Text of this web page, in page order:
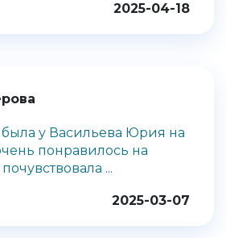
2025-04-18
у Васильева Юрия на
понравилось на
...
2025-03-07